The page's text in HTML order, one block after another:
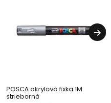
POSCA akrylová fixka 1M
strieborná